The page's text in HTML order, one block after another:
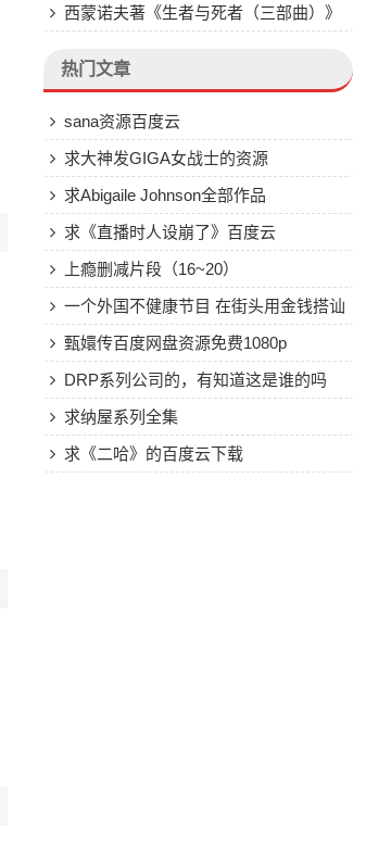
西蒙诺夫著《生者与死者（三部曲）》
热门文章
sana资源百度云
求大神发GIGA女战士的资源
求Abigaile Johnson全部作品
求《直播时人设崩了》百度云
上瘾删减片段（16~20）
一个外国不健康节目 在街头用金钱搭讪
美女甄嬛传百度网盘资源免费1080p
DRP系列公司的，有知道这是谁的吗
求纳屋系列全集
求《二哈》的百度云下载